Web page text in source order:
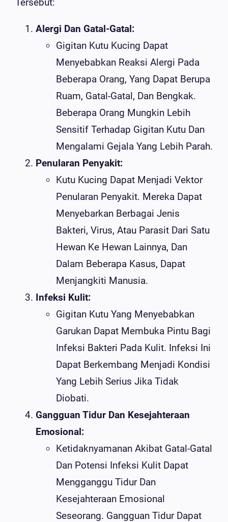
Alergi Dan Gatal-Gatal:
Gigitan Kutu Kucing Dapat
Menyebabkan Reaksi Alergi Pada
Beberapa Orang, Yang Dapat Berupa
Ruam, Gatal-Gatal, Dan Bengkak.
Beberapa Orang Mungkin Lebih
Sensitif Terhadap Gigitan Kutu Dan
Mengalami Gejala Yang Lebih Parah.
Penularan Penyakit:
Kutu Kucing Dapat Menjadi Vektor
Penularan Penyakit. Mereka Dapat
Menyebarkan Berbagai Jenis
Bakteri, Virus, Atau Parasit Dari Satu
Hewan Ke Hewan Lainnya, Dan
Dalam Beberapa Kasus, Dapat
Menjangkiti Manusia.
Infeksi Kulit:
Gigitan Kutu Yang Menyebabkan
Garukan Dapat Membuka Pintu Bagi
Infeksi Bakteri Pada Kulit. Infeksi Ini
Dapat Berkembang Menjadi Kondisi
Yang Lebih Serius Jika Tidak
Diobati.
Gangguan Tidur Dan Kesejahteraan
Emosional:
Ketidaknyamanan Akibat Gatal-Gatal
Dan Potensi Infeksi Kulit Dapat
Mengganggu Tidur Dan
Kesejahteraan Emosional
Seseorang. Gangguan Tidur Dapat